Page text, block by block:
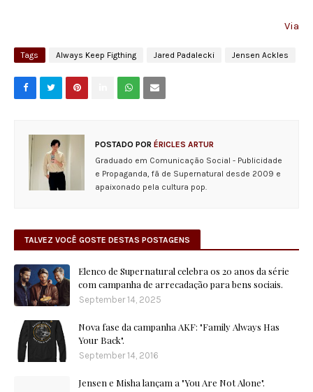
Via
Tags Always Keep Figthing Jared Padalecki Jensen Ackles
POSTADO POR ÉRICLES ARTUR
Graduado em Comunicação Social - Publicidade
e Propaganda, fã de Supernatural desde 2009 e
apaixonado pela cultura pop.
TALVEZ VOCÊ GOSTE DESTAS POSTAGENS
Elenco de Supernatural celebra os 20 anos da série
com campanha de arrecadação para bens sociais.
September 14, 2025
Nova fase da campanha AKF: "Family Always Has
Your Back".
September 14, 2016
Jensen e Misha lançam a "You Are Not Alone".